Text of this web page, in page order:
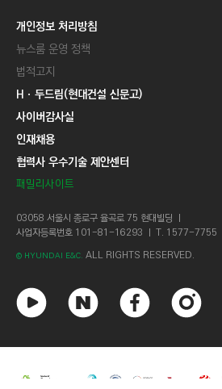
개인정보 처리방침
뉴스룸 운영 정책
법적고지
Hㆍ두드림(현대건설 신문고)
사이버감사실
인재채용
협력사 우수기술 제안센터
패밀리사이트
03058 서울시 종로구 율곡로 75 현대빌딩 ㅣ
사업자등록번호 101-81-16293 ㅣ T. 1577-7755
© HYUNDAI E&C. ALL RIGHTS RESERVED.
튜
브
이
이
스
스
타